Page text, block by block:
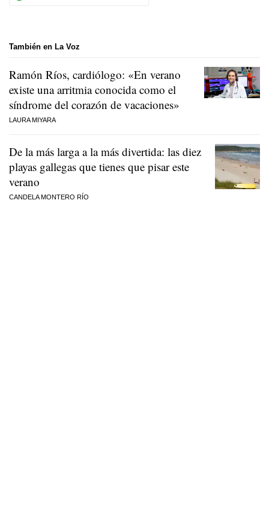
También en La Voz
Ramón Ríos, cardiólogo: «En verano
existe una arritmia conocida como el
síndrome del corazón de vacaciones»
LAURA MIYARA
De la más larga a la más divertida: las diez
playas gallegas que tienes que pisar este
verano
CANDELA MONTERO RÍO